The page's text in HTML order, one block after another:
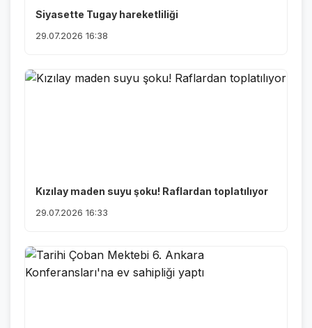
Siyasette Tugay hareketliliği
29.07.2026 16:38
Kızılay maden suyu şoku! Raflardan toplatılıyor
29.07.2026 16:33